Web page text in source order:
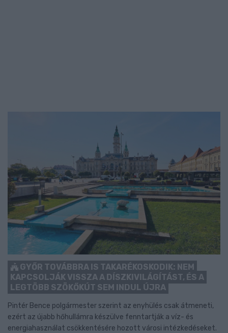
GYŐR TOVÁBBRA IS TAKARÉKOSKODIK: NEM
KAPCSOLJÁK VISSZA A DÍSZKIVILÁGÍTÁST, ÉS A
LEGTÖBB SZÖKŐKÚT SEM INDUL ÚJRA
Pintér Bence polgármester szerint az enyhülés csak átmeneti,
ezért az újabb hőhullámra készülve fenntartják a víz- és
energiahasználat csökkentésére hozott városi intézkedéseket.